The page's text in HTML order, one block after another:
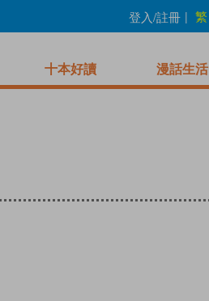
登入/註冊 | 繁
十本好讀 漫話生活